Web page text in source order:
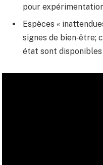
pour
Espèces «
signes de bien‑être;
état sont disponibles